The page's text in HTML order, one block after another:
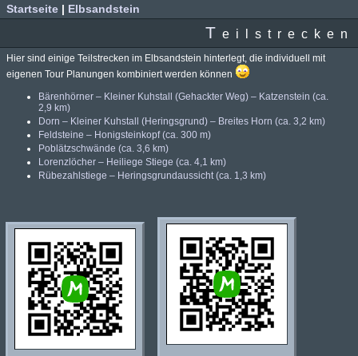
Startseite Elbsandstein
T eilstrecken
Hier sind einige Teilstrecken im Elbsandstein hinterlegt, die individuell mit
eigenen Tour Planungen kombiniert werden können
Bärenhörner – Kleiner Kuhstall (Gehackter Weg) – Katzenstein (ca.
2,9 km)
Dorn – Kleiner Kuhstall (Heringsgrund) – Breites Horn (ca. 3,2 km)
Feldsteine – Honigsteinkopf (ca. 300 m)
Poblätzschwände (ca. 3,6 km)
Lorenzlöcher – Heiliege Stiege (ca. 4,1 km)
Rübezahlstiege – Heringsgrundaussicht (ca. 1,3 km)